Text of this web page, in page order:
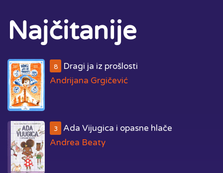
Najčitanije
8
Dragi ja iz prošlosti
Andrijana Grgičević
3
Ada Vijugica i opasne hlače
Andrea Beaty